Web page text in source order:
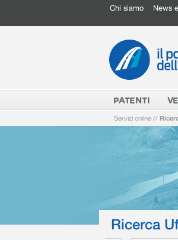
Chi siamo News
PATENTI
Servizi online //
Ricerca